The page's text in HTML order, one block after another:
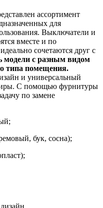
ассортимент
для
Выключатели и
вместе и по
сочетаются друг с
модели с разным видом
типа помещения.
и универсальный
С помощью фурнитуры
по замене
бук, сосна);